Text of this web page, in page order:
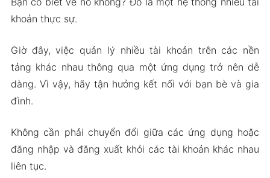
khoản thực sự.
Giờ đây, việc quản lý nhiều tài khoản trên các nền
tảng khác nhau thông qua một ứng dụng trở nên dễ
dàng. Vì vậy, hãy tận hưởng kết nối với bạn bè và gia
đình.
Không cần phải chuyển đổi giữa các ứng dụng hoặc
đăng nhập và đăng xuất khỏi các tài khoản khác nhau
liên tục.